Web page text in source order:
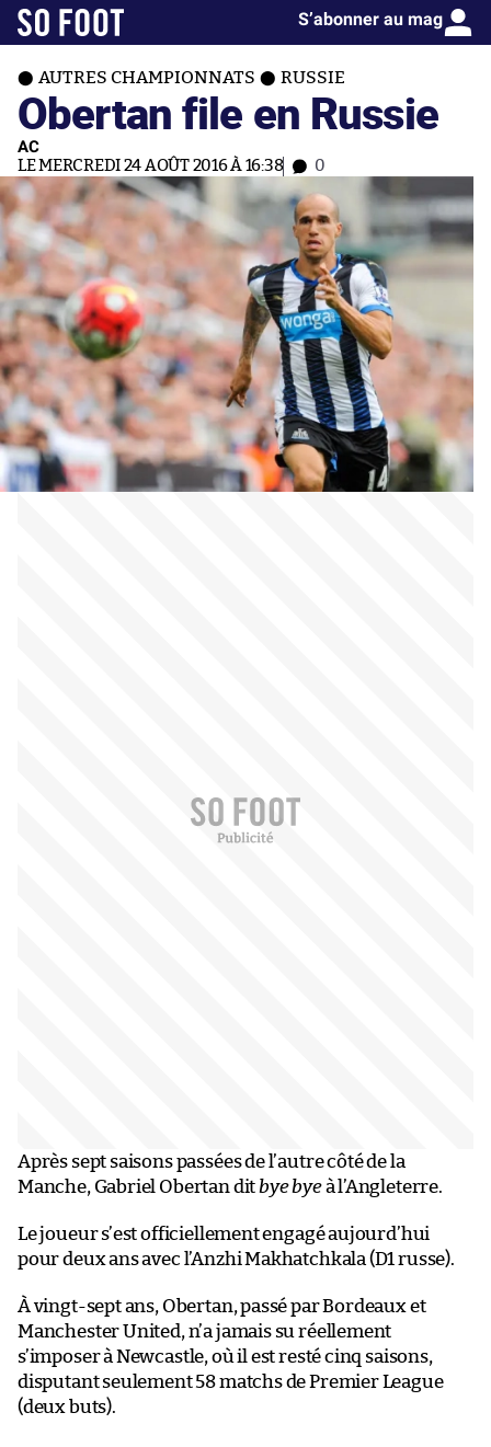
S’abonner au mag
AUTRES CHAMPIONNATS RUSSIE
Obertan file en Russie
AC
LE MERCREDI 24 AOÛT 2016 À 16:38 0
Après sept saisons passées de l’autre côté de la
Manche, Gabriel Obertan dit bye byeà l’Angleterre.
Le joueur s’est officiellement engagé aujourd’hui
pour deux ans avec l’Anzhi Makhatchkala (D1 russe).
À vingt-sept ans, Obertan, passé par Bordeaux et
Manchester United, n’a jamais su réellement
s’imposer à Newcastle, où il est resté cinq saisons,
disputant seulement 58 matchs de Premier League
(deux buts).